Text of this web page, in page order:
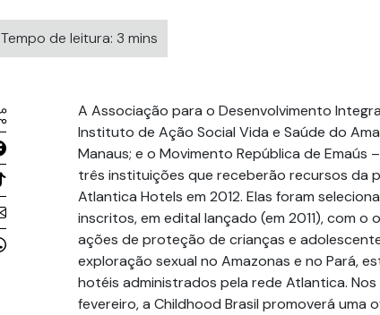
Tempo de leitura: 3 mins
A Associação para o Desenvolvimento
Instituto de Ação Social Vida e Saúde do
Manaus; e o Movimento República de Emaús
três instituições que receberão recursos da
Atlantica Hotels em 2012. Elas foram
inscritos, em edital lançado (em 2011), com o
ações de proteção de crianças e
exploração sexual no Amazonas e no Pará,
hotéis administrados pela rede Atlantica. Nos
fevereiro, a Childhood Brasil promoverá uma